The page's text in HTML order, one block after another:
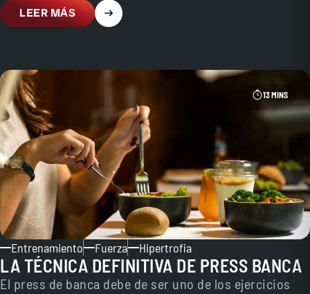
LEER MÁS
13 MINS
Entrenamiento Fuerza Hipertrofia
LA TÉCNICA DEFINITIVA DE PRESS BANCA
El press de banca debe de ser uno de los ejercicios